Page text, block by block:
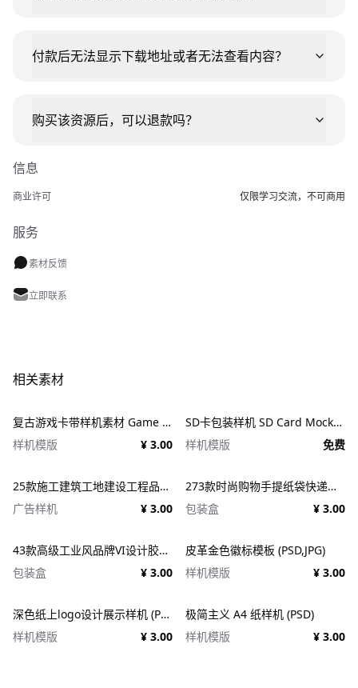
付款后无法显示下载地址或者无法查看内容？
购买该资源后，可以退款吗？
信息
商业许可 仅限学习交流，不可商用
服务
素材反馈
立即联系
相关素材
复古游戏卡带样机素材 Game Cartridge Mockup Bundle Retro
样机模版
¥ 3.00
SD卡包装样机 SD Card Mockup
样机模版
免费
25款施工建筑工地建设工程品牌VI应用设计ps样机素材展示效果图 25x Construction Mockup Bundle Vol.02
广告样机
¥ 3.00
273款时尚购物手提纸袋快递气泡塑料袋纸箱设计贴图PSD样机 Printhouse Mockups Bundle v.1
包装盒
¥ 3.00
43款高级工业风品牌VI设计胶带包装纸盒名片信纸信封展示效果图PSD样机 Duct tape &#038; Box mockups
包装盒
¥ 3.00
皮革金色徽标模板 (PSD,JPG)
样机模版
¥ 3.00
深色纸上logo设计展示样机 (PSD)
样机模版
¥ 3.00
极简主义 A4 纸样机 (PSD)
样机模版
¥ 3.00